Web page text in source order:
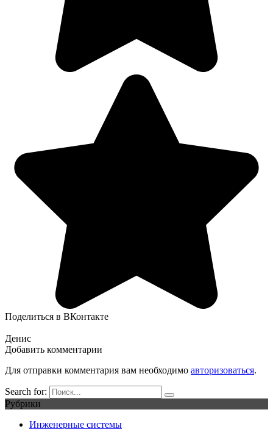
Поделиться в ВКонтакте
Денис
Добавить комментарии
Для отправки комментария вам необходимо авторизоваться.
Search for:
Рубрики
Инженерные системы